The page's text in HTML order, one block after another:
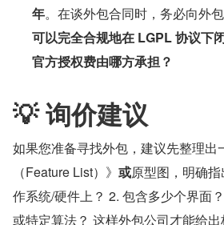
年。在谈外包合同时，务必向外
可以完全合规地在 LGPL 协议下
官方授权费由哪方承担？
💡 询价建议
如果您准备寻找外包，建议先整理出
（Feature List）》 或原型图，明确
作系统/硬件上？ 2. 包含多少个界面
或特定算法？ 这样外包公司才能给出